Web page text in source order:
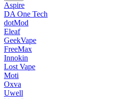
Aspire
DA One Tech
dotMod
Eleaf
GeekVape
FreeMax
Innokin
Lost Vape
Moti
Oxva
Uwell